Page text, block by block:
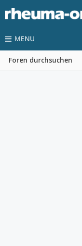
MENU
Foren durchsuchen